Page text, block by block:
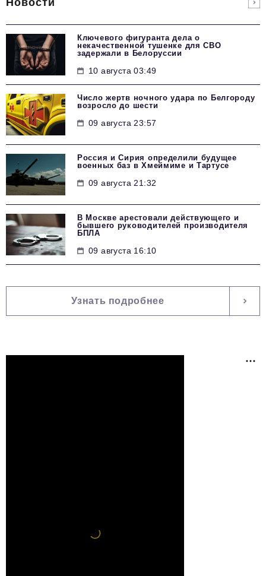
Ключевого фигуранта дела о
некачественной тушенке для СВО
задержали в Белоруссии
10 августа 03:49
Число жертв ночного удара по Белгороду
возросло до шести
09 августа 23:57
Россия и Сирия определили будущее
военных баз в Хмеймиме и Тартусе
09 августа 21:32
В Москве арестовали действующего и
бывшего руководителей производителя
БПЛА
09 августа 16:10
Узнать подробнее